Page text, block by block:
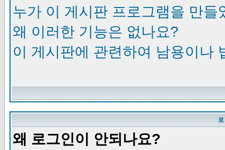
누가 이 게시판 프로그램을 만들
왜 이러한 기능은 없나요?
이 게시판에 관련하여 남용이나
왜 로그인이 안되나요?